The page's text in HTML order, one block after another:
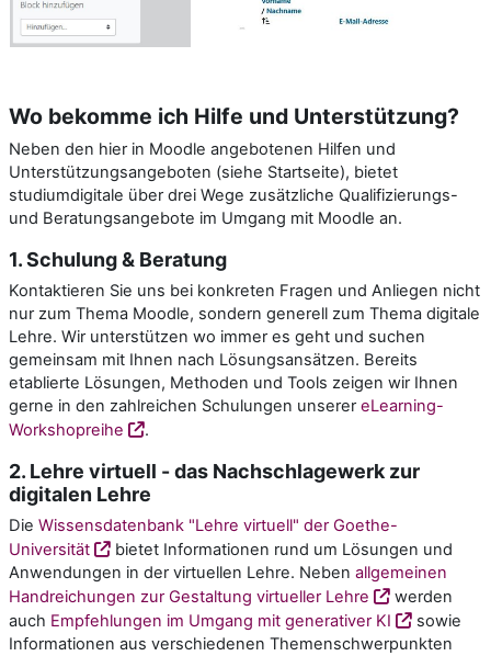
Wo bekomme ich Hilfe und Unterstützung?
Neben den hier in Moodle angebotenen Hilfen und
Unterstützungsangeboten (siehe Startseite), bietet
studiumdigitale über drei Wege zusätzliche Qualifizierungs-
und Beratungsangebote im Umgang mit Moodle an.
1. Schulung & Beratung
Kontaktieren Sie uns bei konkreten Fragen und Anliegen nicht
nur zum Thema Moodle, sondern generell zum Thema digitale
Lehre. Wir unterstützen wo immer es geht und suchen
gemeinsam mit Ihnen nach Lösungsansätzen. Bereits
etablierte Lösungen, Methoden und Tools zeigen wir Ihnen
gerne in den zahlreichen Schulungen unserereLearning-
Workshopreihe
.
2. Lehre virtuell - das Nachschlagewerk zur
digitalen Lehre
Die Wissensdatenbank "Lehre virtuell" der Goethe-
Universität
bietet Informationen rund um Lösungen und
Anwendungen in der virtuellen Lehre. Neben allgemeinen
Handreichungen zur Gestaltung virtueller Lehre
werden
auch Empfehlungen im Umgang mit generativer KI
sowie
Informationen aus verschiedenen Themenschwerpunkten